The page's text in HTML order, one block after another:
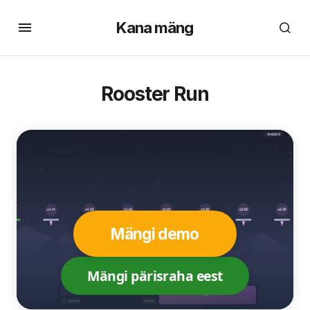
Kana mäng
Rooster Run
Mängi demo
Mängi pärisraha eest